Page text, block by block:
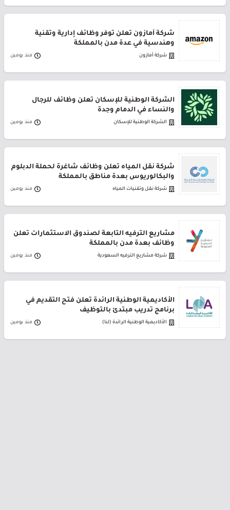
شركة أمازون تعلن توفر وظائف إدارية وتقنية
وهندسية في عدة مدن بالمملكة
شركة أمازون منذ يومين
الشركة الوطنية للإسكان تعلن وظائف للرجال
والنساء في الدمام وجدة
الشركة الوطنية للإسكان منذ يومين
شركة نقل المياه تعلن وظائف شاغرة لحملة الدبلوم
والبكالوريوس بعدة مناطق بالمملكة
شركة نقل وتقنيات المياه منذ يومين
مشاريع الترفيه التابعة لصندوق الاستثمارات تعلن
وظائف بعدة مدن بالمملكة
شركة مشاريع الترفيه السعودية منذ يومين
الأكاديمية الوطنية الرائدة تعلن فتح التقديم في
برنامج تدريب مبتدئ بالتوظيف
الأكاديمية الوطنية الرائدة (لنا) منذ يومين